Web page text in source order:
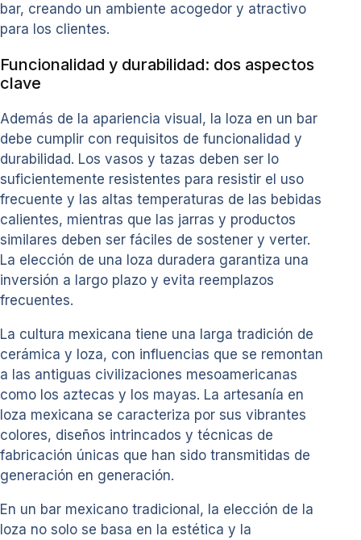
bar, creando un ambiente acogedor y atractivo
para los clientes.
Funcionalidad y durabilidad: dos aspectos
clave
Además de la apariencia visual, la loza en un bar
debe cumplir con requisitos de funcionalidad y
durabilidad. Los vasos y tazas deben ser lo
suficientemente resistentes para resistir el uso
frecuente y las altas temperaturas de las bebidas
calientes, mientras que las jarras y productos
similares deben ser fáciles de sostener y verter.
La elección de una loza duradera garantiza una
inversión a largo plazo y evita reemplazos
frecuentes.
La cultura mexicana tiene una larga tradición de
cerámica y loza, con influencias que se remontan
a las antiguas civilizaciones mesoamericanas
como los aztecas y los mayas. La artesanía en
loza mexicana se caracteriza por sus vibrantes
colores, diseños intrincados y técnicas de
fabricación únicas que han sido transmitidas de
generación en generación.
En un bar mexicano tradicional, la elección de la
loza no solo se basa en la estética y la